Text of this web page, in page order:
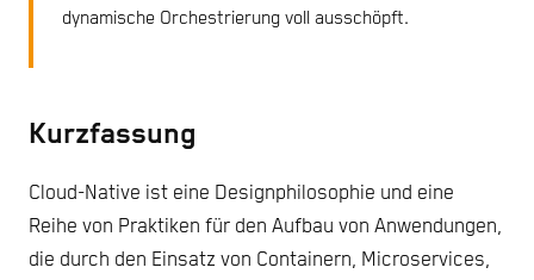
dynamische Orchestrierung voll ausschöpft.
Kurzfassung
Cloud-Native ist eine Designphilosophie und eine
Reihe von Praktiken für den Aufbau von Anwendungen,
die durch den Einsatz von Containern, Microservices,